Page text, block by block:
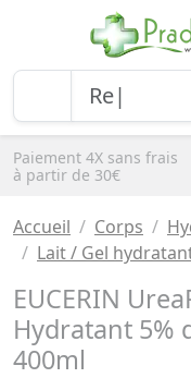
Paiement 4X sans frais
à partir de 30€
Accueil Corps
Lait / Gel
EUCERIN
Hydratant 5%
400ml